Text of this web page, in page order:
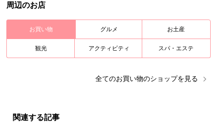
周辺のお店
お買い物 グルメ お土産
観光 アクティビティ スパ・エステ
全てのお買い物のショップを見る
関連する記事